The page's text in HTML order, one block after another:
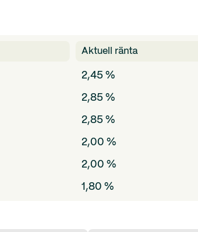
Aktuell ränta
2,45 %
2,85 %
2,85 %
2,00 %
2,00 %
1,80 %